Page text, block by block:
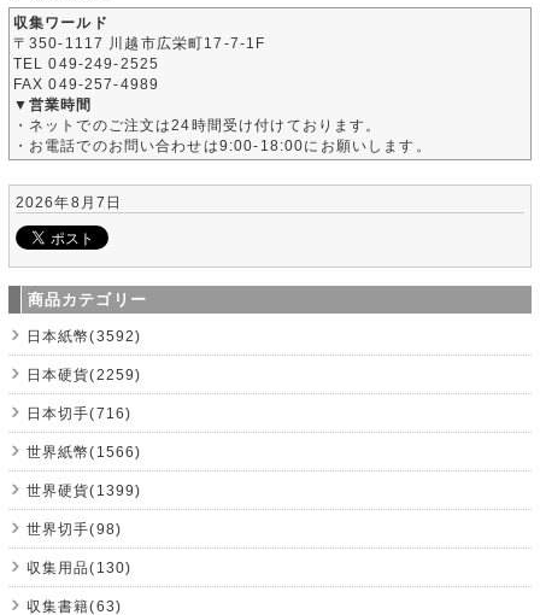
収集ワールド
〒350-1117 川越市広栄町17-7-1F
TEL 049-249-2525
FAX 049-257-4989
▼営業時間
・ネットでのご注文は24時間受け付けております。
・お電話でのお問い合わせは9:00-18:00にお願いします。
2026年8月7日
商品カテゴリー
日本紙幣(3592)
日本硬貨(2259)
日本切手(716)
世界紙幣(1566)
世界硬貨(1399)
世界切手(98)
収集用品(130)
収集書籍(63)